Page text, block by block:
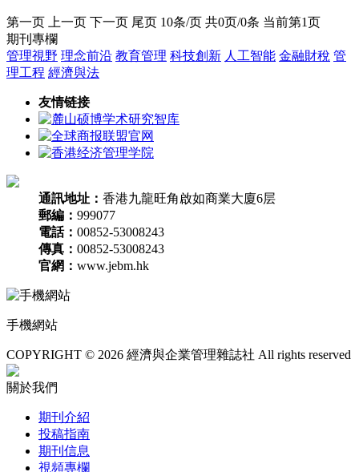
第一页 上一页 下一页 尾页 10条/页 共0页/0条 当前第1页
期刊專欄
管理視野 理念前沿 教育管理 科技創新 人工智能 金融財稅 管
理工程 經濟與法
友情链接
通訊地址： 香港九龍旺角啟如商業大廈6层
郵編： 999077
電話： 00852-53008243
傳真： 00852-53008243
官網： www.jebm.hk
手機網站
COPYRIGHT © 2026 經濟與企業管理雜誌社 All rights reserved
關於我們
期刊介紹
投稿指南
期刊信息
視頻專欄